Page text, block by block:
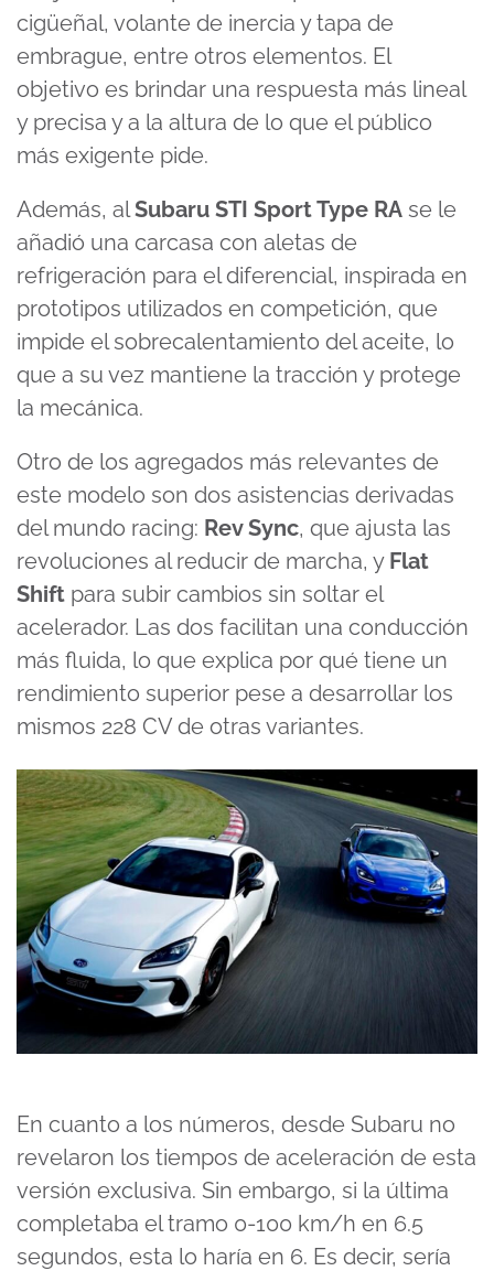
cigüeñal, volante de inercia y tapa de
embrague, entre otros elementos. El
objetivo es brindar una respuesta más lineal
y precisa y a la altura de lo que el público
más exigente pide.
Además, alSubaru STI Sport Type RA se le
añadió una carcasa con aletas de
refrigeración para el diferencial, inspirada en
prototipos utilizados en competición, que
impide el sobrecalentamiento del aceite, lo
que a su vez mantiene la tracción y protege
la mecánica.
Otro de los agregados más relevantes de
este modelo son dos asistencias derivadas
del mundo racing: Rev Sync, que ajusta las
revoluciones al reducir de marcha, y Flat
Shift para subir cambios sin soltar el
acelerador. Las dos facilitan una conducción
más fluida, lo que explica por qué tiene un
rendimiento superior pese a desarrollar los
mismos 228 CV de otras variantes.
En cuanto a los números, desde Subaru no
revelaron los tiempos de aceleración de esta
versión exclusiva. Sin embargo, si la última
completaba el tramo 0-100 km/h en 6.5
segundos, esta lo haría en 6. Es decir, sería